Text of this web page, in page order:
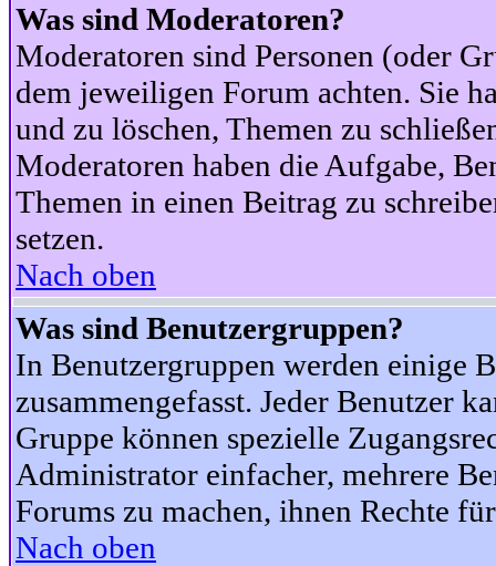
Was sind Moderatoren?
Moderatoren sind Personen (oder
dem jeweiligen Forum achten. Sie
und zu löschen, Themen zu
Moderatoren haben die Aufgabe,
Themen in einen Beitrag zu
setzen.
Nach oben
Was sind Benutzergruppen?
In Benutzergruppen werden einige
zusammengefasst. Jeder Benutzer
Gruppe können spezielle
Administrator einfacher, mehrere
Forums zu machen, ihnen Rechte
Nach oben